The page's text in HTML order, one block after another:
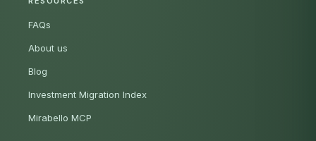
FAQs
About us
Blog
Investment Migration Index
Mirabello MCP